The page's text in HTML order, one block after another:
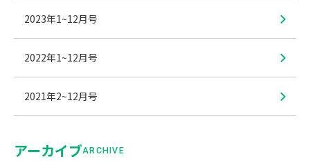
2023年1~12月号
2022年1~12月号
2021年2~12月号
アーカイブARCHIVE